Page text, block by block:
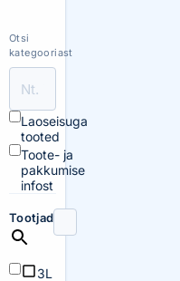
Otsi
kategooriast
Laoseisuga
tooted
Toote- ja
pakkumise
infost
Tootjad
3L